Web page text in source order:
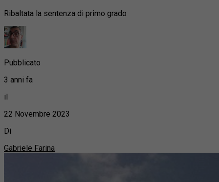
Ribaltata la sentenza di primo grado
Pubblicato
3 anni fa
il
22 Novembre 2023
Di
Gabriele Farina